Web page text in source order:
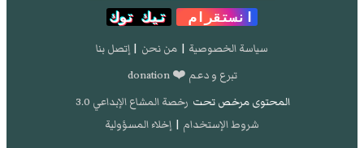
انستقرام
تيك توك
سياسة الخصوصية | من نحن | إتصل بنا
تبرع و دعم ❤️ donation
المحتوى مرخص تحت رخصة المشاع الإبداعي 3.0
شروط الإستخدام | إخلاء المسؤولية